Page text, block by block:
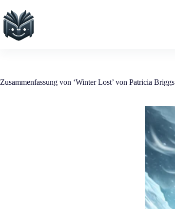
Inhalt
springen
Zusammenfassung von ‘Winter Lost’ von Patricia Briggs